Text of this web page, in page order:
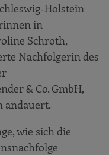
Holstein
in
Schroth,
Nachfolgerin des
& Co. GmbH,
andauert.
wie sich die